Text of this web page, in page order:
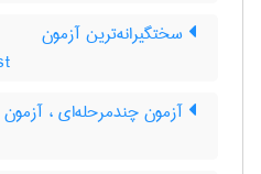
سختگیرانه‌ترین آزمون
آزمون چندمرحله‌ای ،